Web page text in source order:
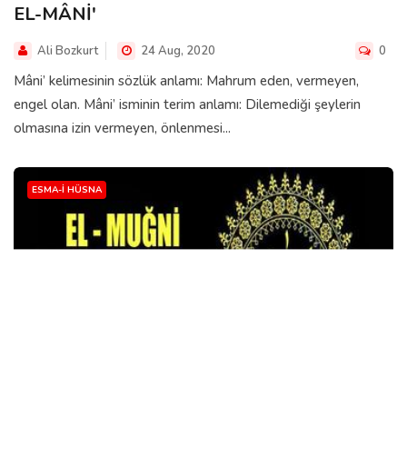
EL-MÂNİ'
Ali Bozkurt 24 Aug, 2020 0
Mâni’ kelimesinin sözlük anlamı: Mahrum eden, vermeyen,
engel olan. Mâni’ isminin terim anlamı: Dilemediği şeylerin
olmasına izin vermeyen, önlenmesi...
ESMA-I HÜSNA